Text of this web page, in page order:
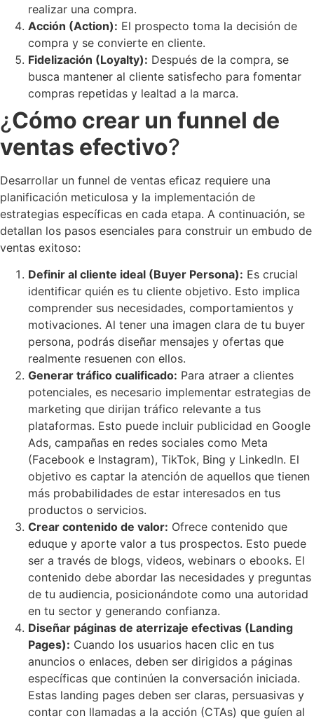
realizar una compra.
Acción (Action): El prospecto toma la decisión de
compra y se convierte en cliente.
Fidelización (Loyalty): Después de la compra, se
busca mantener al cliente satisfecho para fomentar
compras repetidas y lealtad a la marca.
¿Cómo crear un funnel de
ventas efectivo?
Desarrollar un funnel de ventas eficaz requiere una
planificación meticulosa y la implementación de
estrategias específicas en cada etapa. A continuación, se
detallan los pasos esenciales para construir un embudo de
ventas exitoso:
Definir al cliente ideal (Buyer Persona): Es crucial
identificar quién es tu cliente objetivo. Esto implica
comprender sus necesidades, comportamientos y
motivaciones. Al tener una imagen clara de tu buyer
persona, podrás diseñar mensajes y ofertas que
realmente resuenen con ellos.
Generar tráfico cualificado: Para atraer a clientes
potenciales, es necesario implementar estrategias de
marketing que dirijan tráfico relevante a tus
plataformas. Esto puede incluir publicidad en Google
Ads, campañas en redes sociales como Meta
(Facebook e Instagram), TikTok, Bing y LinkedIn. El
objetivo es captar la atención de aquellos que tienen
más probabilidades de estar interesados en tus
productos o servicios.
Crear contenido de valor: Ofrece contenido que
eduque y aporte valor a tus prospectos. Esto puede
ser a través de blogs, videos, webinars o ebooks. El
contenido debe abordar las necesidades y preguntas
de tu audiencia, posicionándote como una autoridad
en tu sector y generando confianza.
Diseñar páginas de aterrizaje efectivas (Landing
Pages): Cuando los usuarios hacen clic en tus
anuncios o enlaces, deben ser dirigidos a páginas
específicas que continúen la conversación iniciada.
Estas landing pages deben ser claras, persuasivas y
contar con llamadas a la acción (CTAs) que guíen al